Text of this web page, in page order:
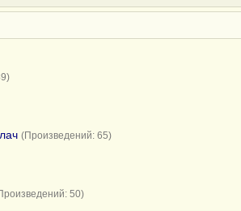
(Произведений: 65)
50)